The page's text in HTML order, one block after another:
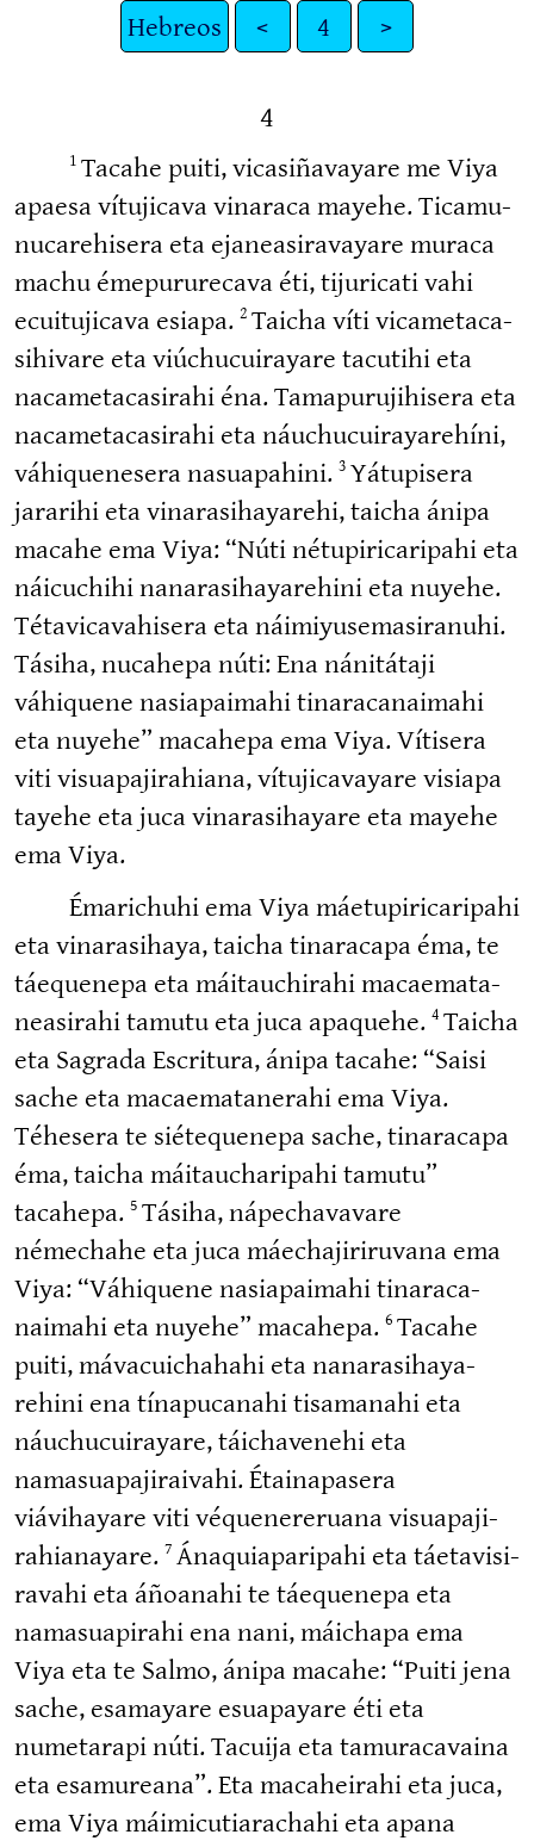
Hebreos < 4 >
4
1 Tacahe puiti, vicasi­ña­vayare me Viya
apaesa vítujicava vinaraca mayehe. Ticamu­
nu­ca­re­hisera eta ejanea­si­ra­vayare muraca
machu émepu­ru­recava éti, tijuricati vahi
ecuitu­jicava esiapa. 2 Taicha víti vicame­ta­ca­
si­hivare eta viúchucui­rayare tacutihi eta
nacame­ta­ca­sirahi éna. Tamapu­ru­ji­hisera eta
nacame­ta­ca­sirahi eta náuchucui­ra­ya­rehíni,
váhique­nesera nasuapahini. 3 Yátupisera
jararihi eta vinara­si­ha­yarehi, taicha ánipa
macahe ema Viya: “Núti nétupi­ri­ca­ripahi eta
náicuchihi nanara­si­ha­ya­rehini eta nuyehe.
Tétavi­ca­va­hisera eta náimiyu­se­ma­si­ranuhi.
Tásiha, nucahepa núti: Ena nánitátaji
váhiquene nasiapaimahi tinara­ca­naimahi
eta nuyehe” macahepa ema Viya. Vítisera
viti visuapa­ji­rahiana, vítuji­ca­vayare visiapa
tayehe eta juca vinara­si­hayare eta mayehe
ema Viya.
Émarichuhi ema Viya máetupi­ri­ca­ripahi
eta vinara­sihaya, taicha tinaracapa éma, te
táequenepa eta máitauchirahi macaema­ta­
nea­sirahi tamutu eta juca apaquehe. 4 Taicha
eta Sagrada Escritura, ánipa tacahe: “Saisi
sache eta macaema­ta­nerahi ema Viya.
Téhesera te siétequenepa sache, tinaracapa
éma, taicha máitaucha­ripahi tamutu”
tacahepa. 5 Tásiha, nápecha­vavare
némechahe eta juca máechaji­ri­ruvana ema
Viya: “Váhiquene nasiapaimahi tinara­ca­
naimahi eta nuyehe” macahepa. 6 Tacahe
puiti, mávacui­chahahi eta nanara­si­ha­ya­
rehini ena tínapu­canahi tisamanahi eta
náuchucui­rayare, táichavenehi eta
namasua­pa­ji­raivahi. Étaina­pasera
viávihayare viti véquene­reruana visuapa­ji­
ra­hia­nayare. 7 Ánaquia­pa­ripahi eta táetavi­si­
ravahi eta áñoanahi te táequenepa eta
namasua­pirahi ena nani, máichapa ema
Viya eta te Salmo, ánipa macahe: “Puiti jena
sache, esamayare esuapayare éti eta
numetarapi núti. Tacuija eta tamura­cavaina
eta esamureana”. Eta macaheirahi eta juca,
ema Viya máimicu­tia­rachahi eta apana